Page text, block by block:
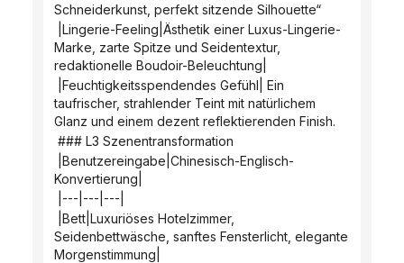
Schneiderkunst, perfekt sitzende Silhouette“
Marke, zarte Spitze und Seidentextur,
redaktionelle Boudoir-Beleuchtung|
taufrischer, strahlender Teint mit natürlichem
Glanz und einem dezent reflektierenden Finish.
### L3 Szenentransformation
Konvertierung|
|---|---|---|
Seidenbettwäsche, sanftes Fensterlicht, elegante
Morgenstimmung|